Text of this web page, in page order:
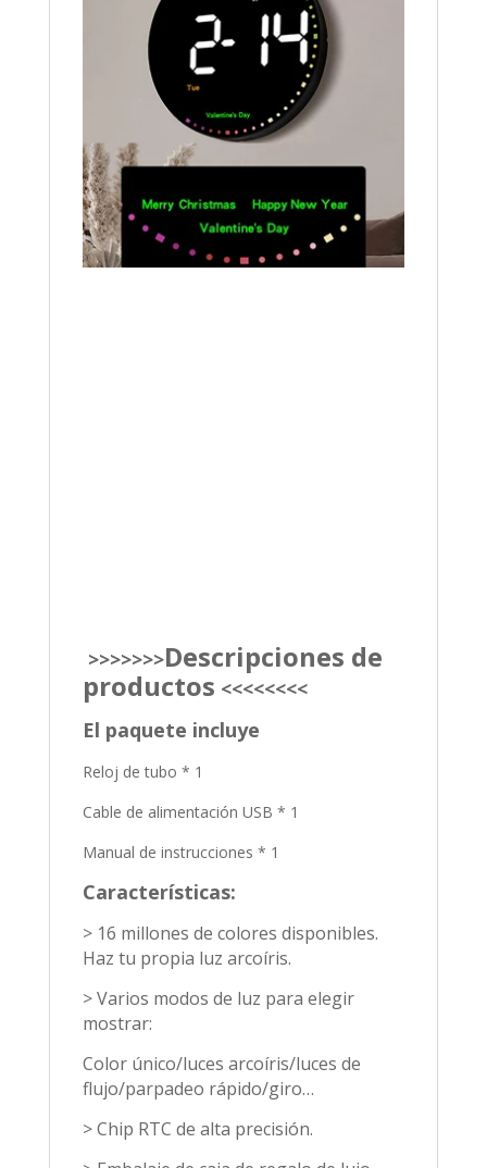
>>>>>>>Descripciones de
productos <<<<<<<<
El paquete incluye
Reloj de tubo * 1
Cable de alimentación USB * 1
Manual de instrucciones * 1
Características:
> 16 millones de colores disponibles.
Haz tu propia luz arcoíris.
> Varios modos de luz para elegir
mostrar:
Color único/luces arcoíris/luces de
flujo/parpadeo rápido/giro…
> Chip RTC de alta precisión.